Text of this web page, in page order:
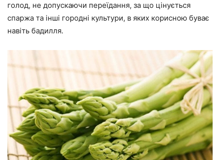
голод, не допускаючи переїдання, за що цінується
спаржа та інші городні культури, в яких корисною буває
навіть бадилля.